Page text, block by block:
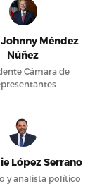
Méndez
Núñez
Cámara de
López Serrano
y analista político